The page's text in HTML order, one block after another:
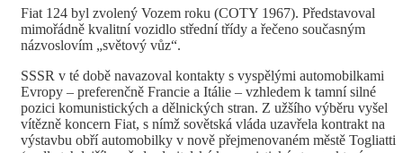
Fiat 124 byl zvolený Vozem roku (COTY 1967). Představoval
mimořádně kvalitní vozidlo střední třídy a řečeno současným
názvoslovím „světový vůz“.
SSSR v té době navazoval kontakty s vyspělými automobilkami
Evropy – preferenčně Francie a Itálie – vzhledem k tamní silné
pozici komunistických a dělnických stran. Z užšího výběru vyšel
vítězně koncern Fiat, s nímž sovětská vláda uzavřela kontrakt na
výstavbu obří automobilky v nově přejmenovaném městě Togliatti